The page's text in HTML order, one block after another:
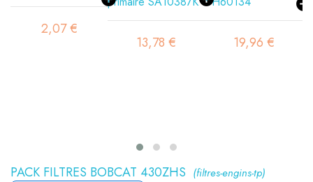
2,07 €
13,78 € 19,96 €
PACK FILTRES BOBCAT 430ZHS (filtres-engins-tp)